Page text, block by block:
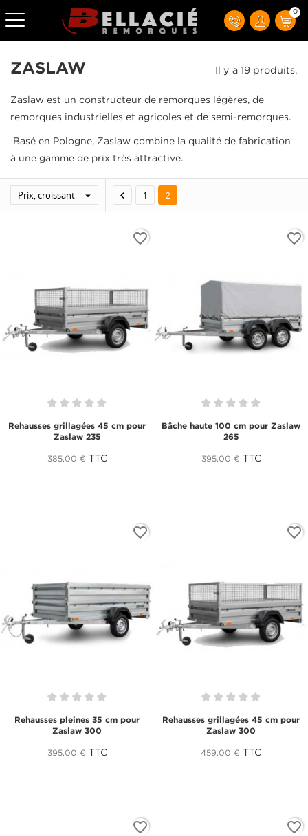
0
ZASLAW Il y a 19 produits.
Zaslaw est un constructeur de remorques légères, de
remorques industrielles et agricoles et de semi-remorques.
Basé en Pologne, Zaslaw combine la qualité de fabrication
à une gamme de prix très attractive.
Prix, croissant   1 2
Rehausses grillagées 45 cm pour
Zaslaw 235
385,00 € TTC
favorite_border
Bâche haute 100 cm pour Zaslaw
265
395,00 € TTC
favorite_border
Rehausses pleines 35 cm pour
Zaslaw 300
395,00 € TTC
favorite_border
Rehausses grillagées 45 cm pour
Zaslaw 300
459,00 € TTC
favorite_border
favorite_border favorite_border